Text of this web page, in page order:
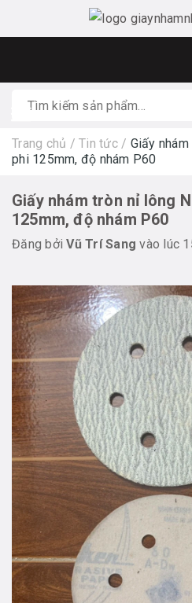
Trang chủ / Tin tức / Giấy
phi 125mm, độ nhám P60
Giấy nhám tròn nỉ lông
125mm, độ nhám P60
Đăng bởiVũ Trí Sang vào lúc